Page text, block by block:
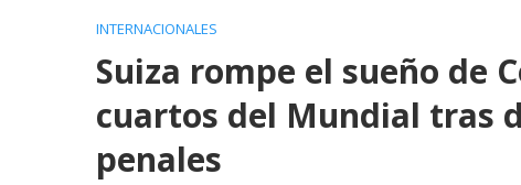
INTERNACIONALES
Suiza rompe el sueño de
cuartos del Mundial tras
penales